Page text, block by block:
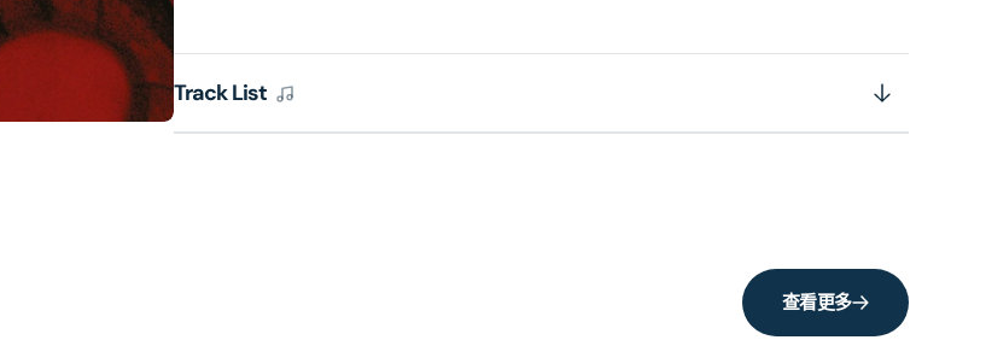
(WKW
OST)
CD)
(WKW
CD)
Track List
查看更多